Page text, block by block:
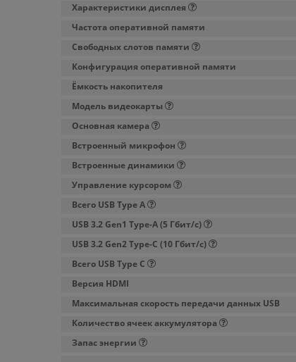
Характеристики дисплея
Частота оперативной памяти
Свободных слотов памяти
Конфигурация оперативной памяти
Ёмкость накопителя
Модель видеокарты
Основная камера
Встроенный микрофон
Встроенные динамики
Управление курсором
Всего USB Type A
USB 3.2 Gen1 Type-A (5 Гбит/с)
USB 3.2 Gen2 Type-C (10 Гбит/с)
Всего USB Type C
Версия HDMI
Максимальная скорость передачи данных USB
Количество ячеек аккумулятора
Запас энергии